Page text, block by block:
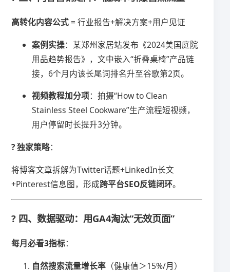
​高转化内容公式​​ = 行业报告+解决方案+用户见证
​案例实操​​：某郑州家居站发布《2024美国庭院
用品趋势报告》，文中嵌入“折叠桌椅”产品链
接，6个月内该长尾词排名升至谷歌第2页。
​视频教程加分项​​：拍摄“How to Clean
Stainless Steel Cookware”生产流程短视频，
用户停留时长提升3分钟。
​? 独家策略​​：
将博客文章拆解为Twitter话题+LinkedIn长文
+Pinterest信息图，形成​​跨平台SEO反链闭环​​。
? 四、数据驱动：用GA4淘汰“无效页面”
​每月必看3指标​​：
​自然搜索流量增长率​ ​（健康值＞15%/月）